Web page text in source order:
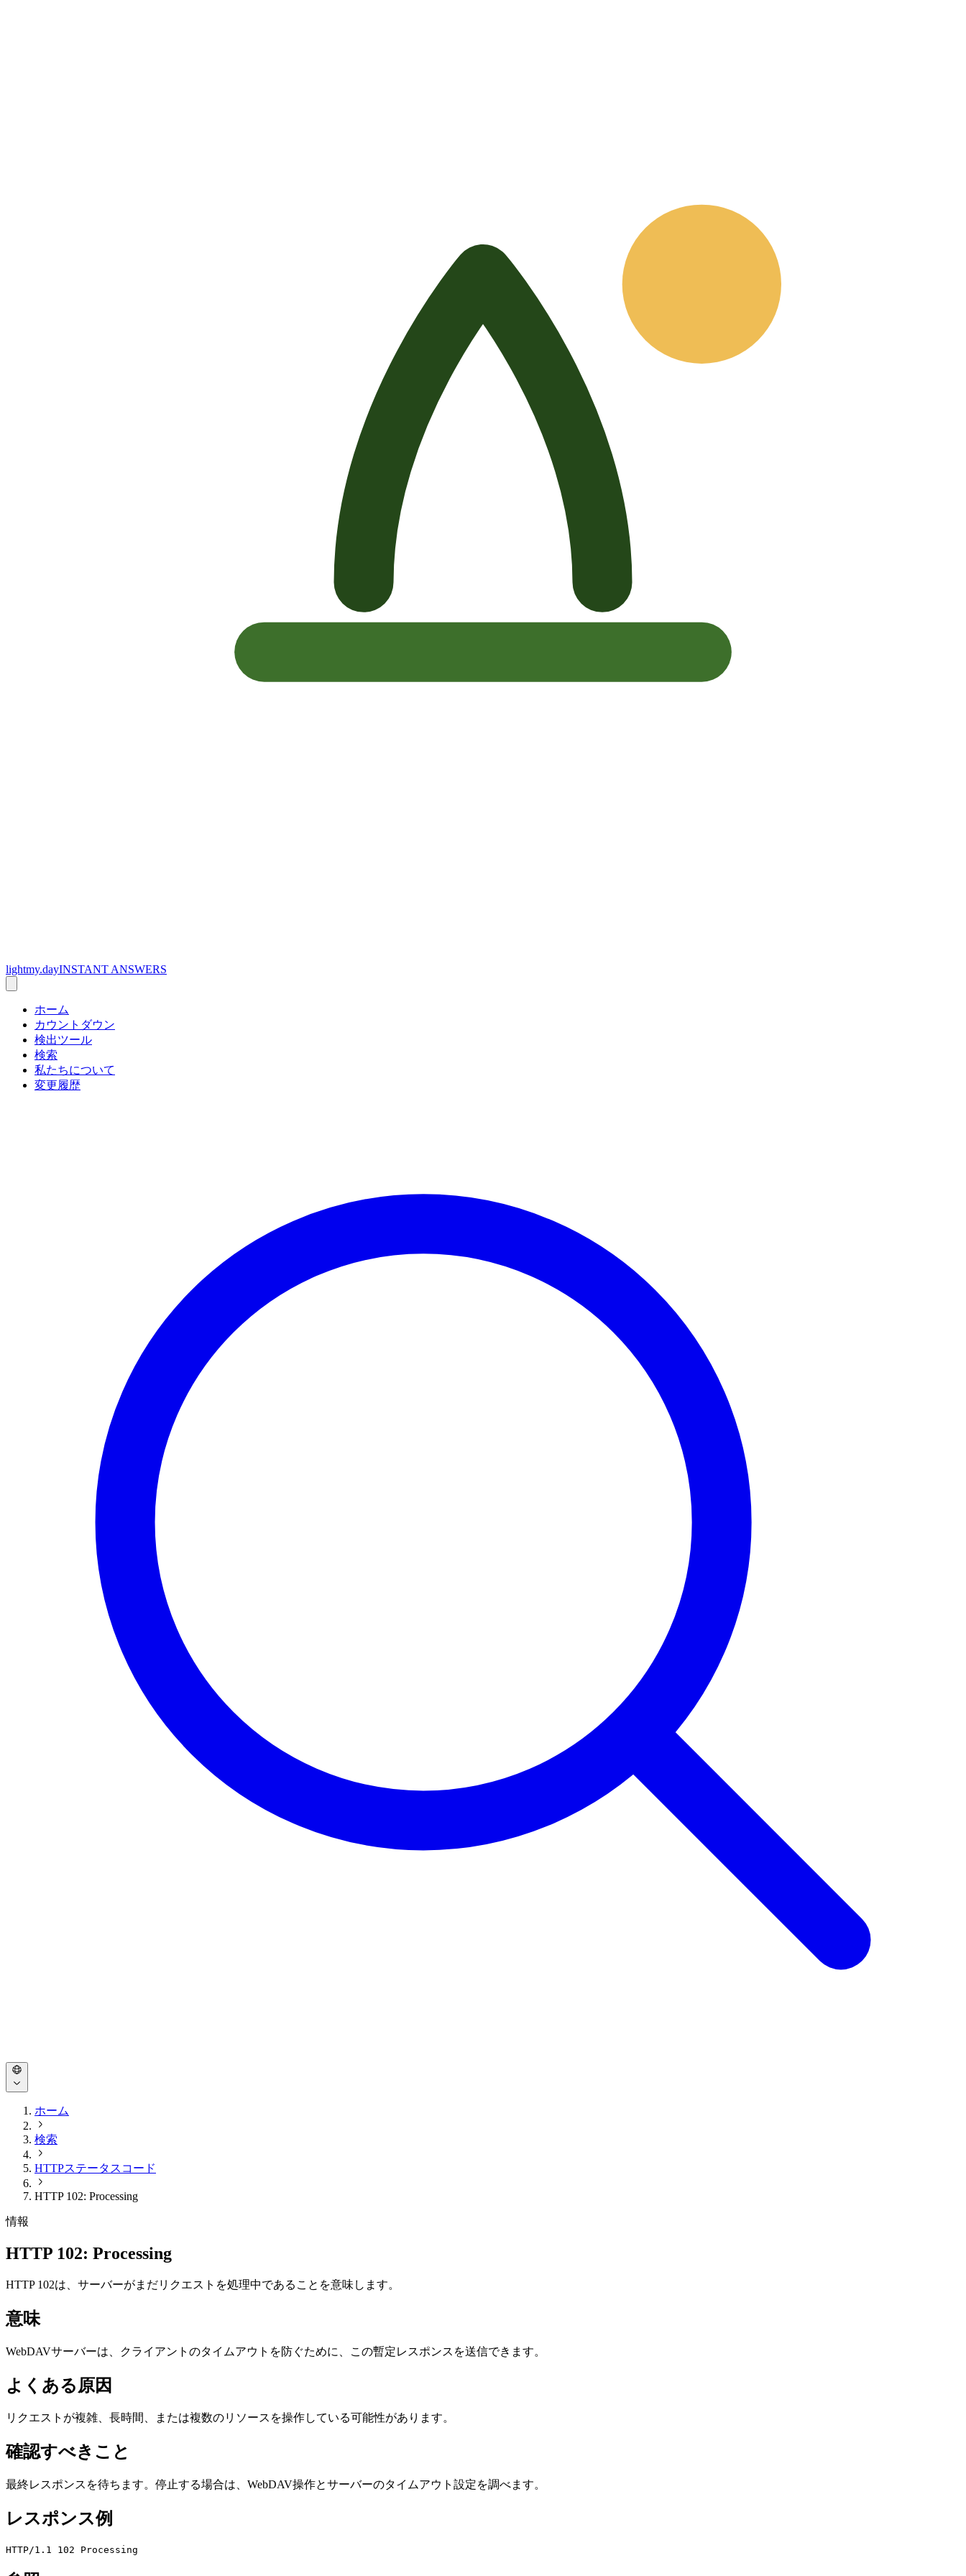
lightmy.dayINSTANT ANSWERS
ホーム
カウントダウン
検出ツール
検索
私たちについて
変更履歴
ホーム
検索
HTTPステータスコード
HTTP 102: Processing
情報
HTTP 102: Processing
HTTP 102は、サーバーがまだリクエストを処理中であることを意味します。
意味
WebDAVサーバーは、クライアントのタイムアウトを防ぐために、この暫定レスポンスを送信できます。
よくある原因
リクエストが複雑、長時間、または複数のリソースを操作している可能性があります。
確認すべきこと
最終レスポンスを待ちます。停止する場合は、WebDAV操作とサーバーのタイムアウト設定を調べます。
レスポンス例
HTTP/1.1 102 Processing